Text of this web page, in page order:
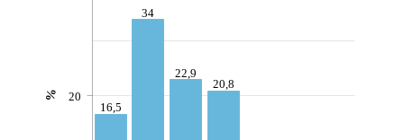
16,5
34
22,9
20,8
20
%